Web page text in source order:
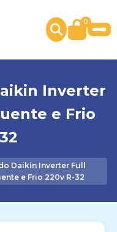
0
Inverter
e Frio
Daikin Inverter Full
e Frio 220v R-32